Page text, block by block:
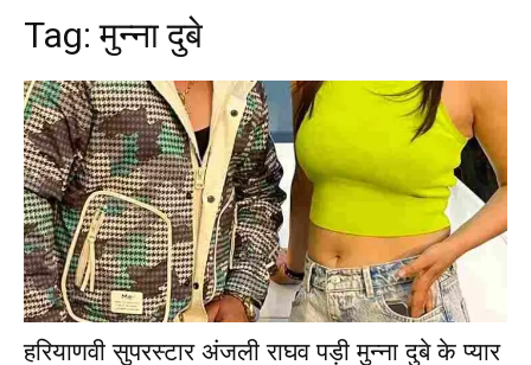
Tag:मुन्ना दुबे
हरियाणवी सुपरस्टार अंजली राघव पड़ी मुन्ना दुबे के प्यार